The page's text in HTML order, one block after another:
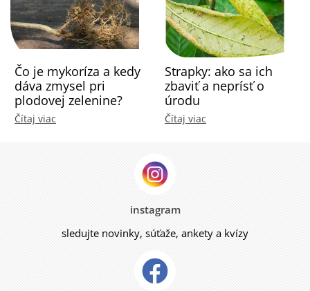
Čo je mykoríza a kedy
dáva zmysel pri
plodovej zelenine?
Čítaj viac
Strapky: ako sa ich
zbaviť a neprísť o
úrodu
Čítaj viac
instagram
sledujte novinky, súťaže, ankety a kvízy